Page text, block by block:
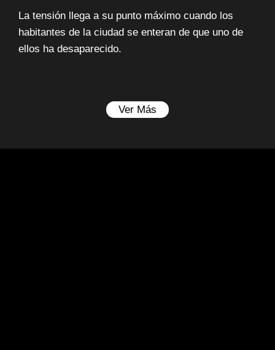
La tensión llega a su punto máximo cuando los
habitantes de la ciudad se enteran de que uno de
ellos ha desaparecido.
Ver Más